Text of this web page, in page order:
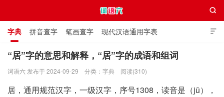

字典 拼音查字 笔画查字 现代汉语通用字表
通用规范汉字表 叠字大全 独体字大全 极简英语词典

“居”字的意思和解释，“居”字的成语和组词
词语六 发布于 2024-09-29 分类： 字典 阅读(310)
居，通用规范汉字，一级汉字，序号1308，读音是（jū），